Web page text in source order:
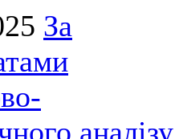
За
аналізу